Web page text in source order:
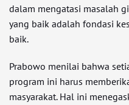
dalam mengatasi masalah
yang baik adalah fondasi
baik.
Prabowo menilai bahwa
program ini harus
masyarakat. Hal ini